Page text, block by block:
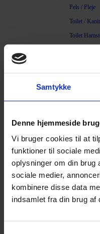
Samtykke
Denne hjemmeside
Vi bruger cookies til at
funktioner til sociale
oplysninger om din brug
sociale medier,
kombinere disse data
indsamlet fra din brug af
Pels / Pleje
Toilet /
Toilet
Bure
Kaninbur
Rottebur
Marsvinebur
Løbegård
Indretning til